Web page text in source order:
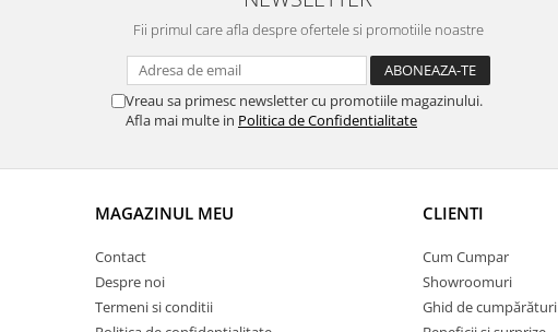
Fii primul care afla despre ofertele si promotiile noastre
Vreau sa primesc newsletter cu promotiile magazinului.
Afla mai multe in Politica de Confidentialitate
MAGAZINUL MEU
Contact
Despre noi
Termeni si conditii
CLIENTI
Cum Cumpar
Showroomuri
Ghid de cumpărături